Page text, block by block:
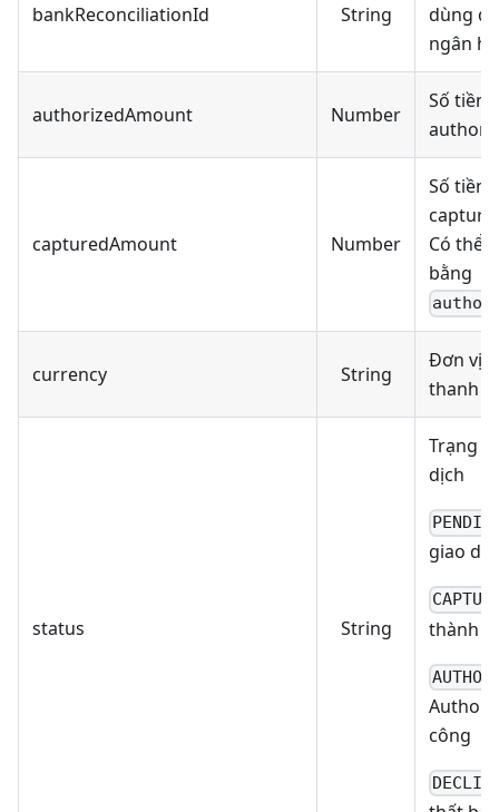
bankReconciliationId String
dùng
ngân
authorizedAmount Number
Số tiền
capturedAmount Number
Số tiền
capture
Có thể
bằng
currency String
Đơn vị
thanh
status String
Trạng
dịch
giao
thành
công